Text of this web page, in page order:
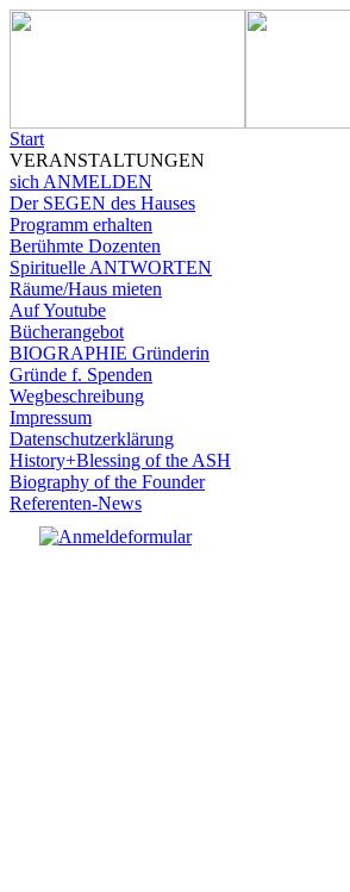
Start
VERANSTALTUNGEN
sich ANMELDEN
Der SEGEN des Hauses
Programm erhalten
Berühmte Dozenten
Spirituelle ANTWORTEN
Räume/Haus mieten
Auf Youtube
Bücherangebot
BIOGRAPHIE Gründerin
Gründe f. Spenden
Wegbeschreibung
Impressum
Datenschutzerklärung
History+Blessing of the ASH
Biography of the Founder
Referenten-News